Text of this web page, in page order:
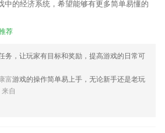
常生活中使用频率还是很高的。
速，告别卡顿。
孩子的各方面属性都能得到提升
中的经济系统，希望能够有更多简单易懂的
荐
务，让玩家有目标和奖励，提高游戏的日常可
富游戏的操作简单易上手，无论新手还是老玩
来自